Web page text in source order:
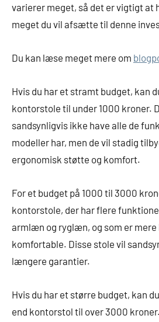
varierer meget, så det er vigtigt at
meget du vil afsætte til denne
Du kan læse meget mere om
Hvis du har et stramt budget, kan
kontorstole til under 1000 kroner.
sandsynligvis ikke have alle de
modeller har, men de vil stadig
ergonomisk støtte og komfort.
For et budget på 1000 til 3000
kontorstole, der har flere
armlæn og ryglæn, og som er mere
komfortable. Disse stole vil
længere garantier.
Hvis du har et større budget, kan
end kontorstol til over 3000